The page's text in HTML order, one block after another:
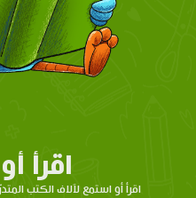
اقرأ
اقرأ أو استمع لآلاف الكتب